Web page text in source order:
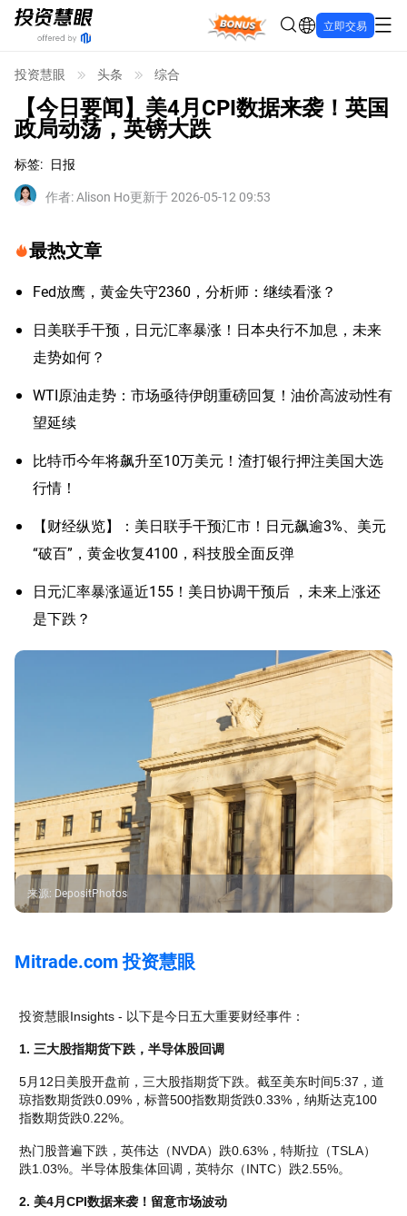
Bonus 立即交易
投资慧眼 头条 综合
【今日要闻】美4月CPI数据来袭！英国
政局动荡，英镑大跌
标签: 日报
作者:Alison Ho更新于 2026-05-12 09:53
最热文章
Fed放鹰，黄金失守2360，分析师：继续看涨？
日美联手干预，日元汇率暴涨！日本央行不加息，未来
走势如何？
WTI原油走势：市场亟待伊朗重磅回复！油价高波动性有
望延续
比特币今年将飙升至10万美元！渣打银行押注美国大选
行情！
【财经纵览】：美日联手干预汇市！日元飙逾3%、美元
“破百”，黄金收复4100，科技股全面反弹
日元汇率暴涨逼近155！美日协调干预后 ，未来上涨还
是下跌？
来源: DepositPhotos
Mitrade.com 投资慧眼
投资慧眼Insights - 以下是今日五大重要财经事件：
1. 三大股指期货下跌，半导体股回调
5月12日美股开盘前，三大股指期货下跌。截至美东时间5:37，道
琼指数期货跌0.09%，标普500指数期货跌0.33%，纳斯达克100
指数期货跌0.22%。
热门股普遍下跌，英伟达（NVDA）跌0.63%，特斯拉（TSLA）
跌1.03%。半导体股集体回调，英特尔（INTC）跌2.55%。
2. 美4月CPI数据来袭！留意市场波动